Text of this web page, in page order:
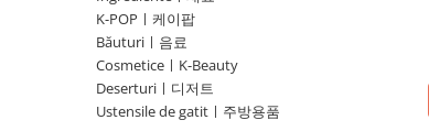
K-POPㅣ케이팝
Băuturiㅣ음료
CosmeticeㅣK-Beauty
Deserturiㅣ디저트
Ustensile de gatitㅣ주방용품